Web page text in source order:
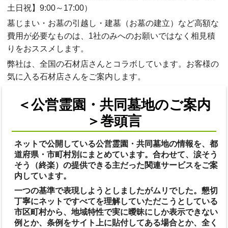
土日祝】9:00～17:00）
墓じまい・お墓の引越し・建墓（お墓の建立）など高額な
費用が必要なものは、1社のみへのお願いではなく相見積
りをおススメします。
弊社は、全国の石材店さんとコラボしています。お客様の
気に入る石材店さんをご案内します。
＜公営霊園・共同墓地のご案内
＞巻頭言
ネットで公開している公営霊園・共同墓地の情報を、都
道府県・市町村別にまとめています。合わせて、涙そう
そう（終楽）の提供できる主だった関連サービスをご案
内しています。
一つの基準で表現しようとしましたがムリでした。懇切
丁寧にネットですべてを理解していただこうとしている
市区町村から、地域特性で実に曖昧にしか表示できない
例とか、条例をサイト上に貼付してある場合とか、全く